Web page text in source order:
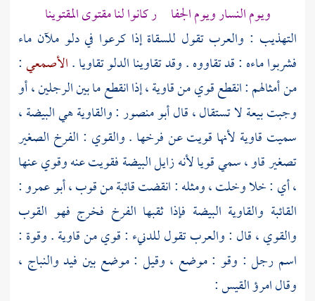
ويوم النسار ويوم الجفا ر كانوا لنا مقتوى المقتوينا
التهذيب : والعرب تقول للسقاة إذا كرعوا في دلو ملآن ماء
فشربوا ماءه : قد تقاووه . وقد تقاوينا الدلو تقاويا .الأصمعي:
من أمثالهم : انقطع قوي من قاوية ، إذا انقطع ما بين الرجلين ، أو
وجبت بيعة لا تستقال ، قالأبو منصور: والقاوية هي البيضة ،
سميت قاوية لأنها قويت عن فرخها . والقوي : الفرخ الصغير
تصغير قاو ، سمي قويا لأنه زايل البيضة فقويت عنه وقوي عنها
، أي : خلا وخلت ، ومثله : انقضت قائبة من قوب ،أبو عمرو:
القائبة والقاوية البيضة فإذا ثقبها الفرخ فخرج فهو القوب
والقوي ، قال : والعرب تقول للدنيء : قوي من قاوية . وقوة :
اسم رجل : وقو : موضع ، وقيل : موضع بين فيد والنباج ،
وقالامرؤ القيس: